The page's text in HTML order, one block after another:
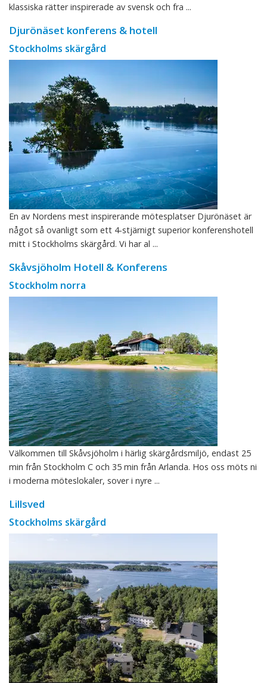
klassiska rätter inspirerade av svensk och fra ...
Djurönäset konferens & hotell
Stockholms skärgård
En av Nordens mest inspirerande mötesplatser Djurönäset är
något så ovanligt som ett 4-stjärnigt superior konferenshotell
mitt i Stockholms skärgård. Vi har al ...
Skåvsjöholm Hotell & Konferens
Stockholm norra
Välkommen till Skåvsjöholm i härlig skärgårdsmiljö, endast 25
min från Stockholm C och 35 min från Arlanda. Hos oss möts ni
i moderna möteslokaler, sover i nyre ...
Lillsved
Stockholms skärgård